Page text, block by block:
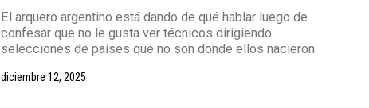
El arquero argentino está dando de qué hablar luego de
confesar que no le gusta ver técnicos dirigiendo
selecciones de países que no son donde ellos nacieron.
diciembre 12, 2025